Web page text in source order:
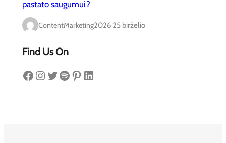
pastato saugumui?
ContentMarketing2026 25 birželio
Find Us On
Facebook Instagram Twitter Spotify Pinterest LinkedIn